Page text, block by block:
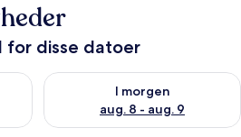
disse datoer
aug. 7 - aug. 8
I morgen
aug. 8 - aug. 9
Tjek tilgængelighed for i